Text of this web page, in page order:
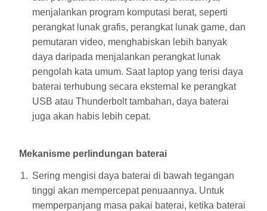
menjalankan program komputasi berat, seperti
perangkat lunak grafis, perangkat lunak game, dan
pemutaran video, menghabiskan lebih banyak
daya daripada menjalankan perangkat lunak
pengolah kata umum. Saat laptop yang terisi daya
baterai terhubung secara eksternal ke perangkat
USB atau Thunderbolt tambahan, daya baterai
juga akan habis lebih cepat.
Mekanisme perlindungan baterai
Sering mengisi daya baterai di bawah tegangan
tinggi akan mempercepat penuaannya. Untuk
memperpanjang masa pakai baterai, ketika baterai